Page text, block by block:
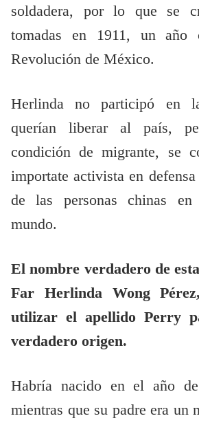
soldadera, por lo que se
tomadas en 1911, un año
Revolución de México.
Herlinda no participó en
querían liberar al país,
condición de migrante, se
importate activista en
de las personas chinas
mundo.
El nombre verdadero de
Far Herlinda Wong
utilizar el apellido Perry
verdadero origen.
Habría nacido en el año
mientras que su padre era un